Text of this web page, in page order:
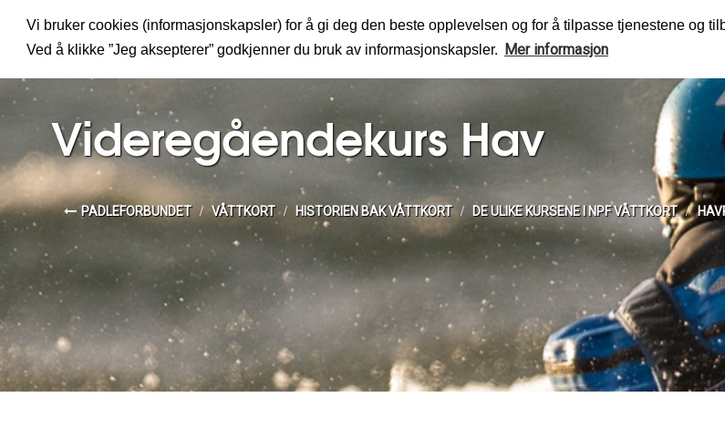
Vi bruker cookies (informasjonskapsler) for å gi deg den beste opplevelsen og for å tilpasse tjenestene og
Ved å klikke ”Jeg aksepterer” godkjenner du bruk av informasjonskapsler.
Mer informasjon
MENY
Videregåendekurs Hav
PADLEFORBUNDET VÅTTKORT HISTORIEN BAK VÅTTKORT DE ULIKE KURSENE I NPF VÅTTKORT